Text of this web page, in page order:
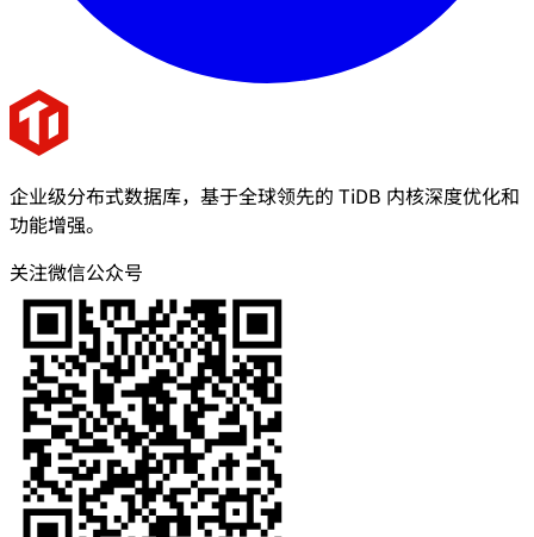
企业级分布式数据库，基于全球领先的 TiDB 内核深度优化和
功能增强。
关注微信公众号